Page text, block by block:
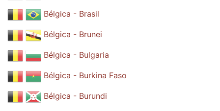
Bélgica - Brasil
Bélgica - Brunei
Bélgica - Bulgaria
Bélgica - Burkina Faso
Bélgica - Burundi